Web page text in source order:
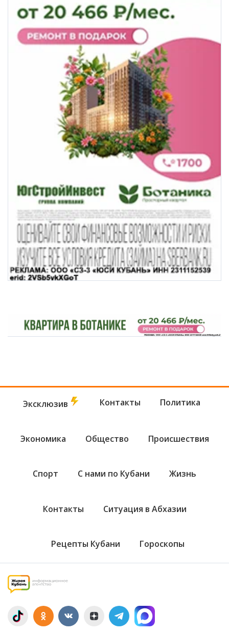
Эксклюзив Контакты Политика
Экономика Общество Происшествия
Спорт С нами по Кубани Жизнь
Контакты Ситуация в Абхазии
Рецепты Кубани Гороскопы